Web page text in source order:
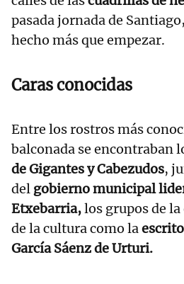
pasada jornada de
hecho más que empezar.
Caras conocidas
Entre los rostros más
balconada se encontraban
de Gigantes y Cabezudos,
del gobierno municipal
Etxebarria,los grupos de
de la cultura como la
García Sáenz de Urturi.